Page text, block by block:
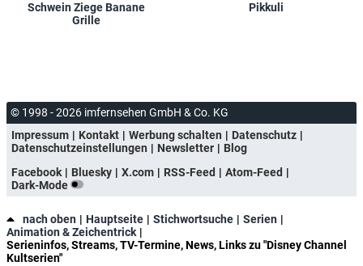
Schwein Ziege Banane
Grille
Pikkuli
© 1998 - 2026 imfernsehen GmbH & Co. KG
Impressum
Kontakt Werbung schalten
Datenschutz
Datenschutzeinstellungen
Newsletter
Blog
Facebook
Bluesky X.com RSS-Feed
Atom-Feed
Dark-Mode
nach oben Hauptseite Stichwortsuche
Serien
Animation & Zeichentrick
Serieninfos, Streams, TV-Termine, News, Links zu "Disney Channel
Kultserien"